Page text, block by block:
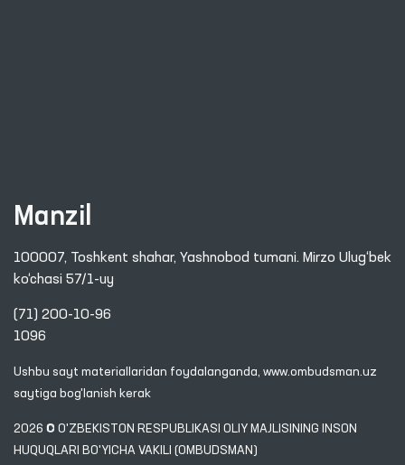
Manzil
100007, Toshkent shahar, Yashnobod tumani. Mirzo Ulug‘bek
ko‘chasi 57/1-uy
(71) 200-10-96
1096
Ushbu sayt materiallaridan foydalanganda, www.ombudsman.uz
saytiga bog'lanish kerak
2026 © O'ZBEKISTON RESPUBLIKASI OLIY MAJLISINING INSON
HUQUQLARI BO'YICHA VAKILI (OMBUDSMAN)